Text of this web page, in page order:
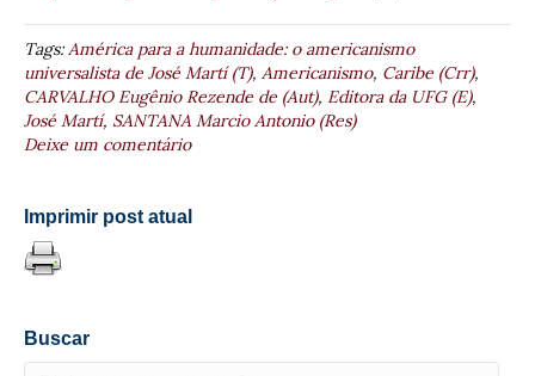
Tags:América para a humanidade: o americanismo
universalista de José Martí (T), Americanismo, Caribe (Crr),
CARVALHO Eugênio Rezende de (Aut), Editora da UFG (E),
José Martí, SANTANA Marcio Antonio (Res)
Deixe um comentário
Imprimir post atual
Buscar